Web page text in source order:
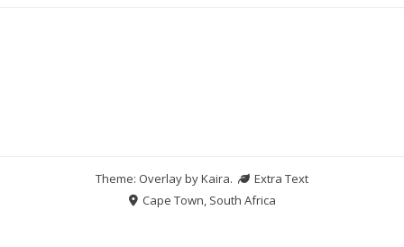
Theme: Overlay byKaira.
Extra Text
Cape Town, South Africa